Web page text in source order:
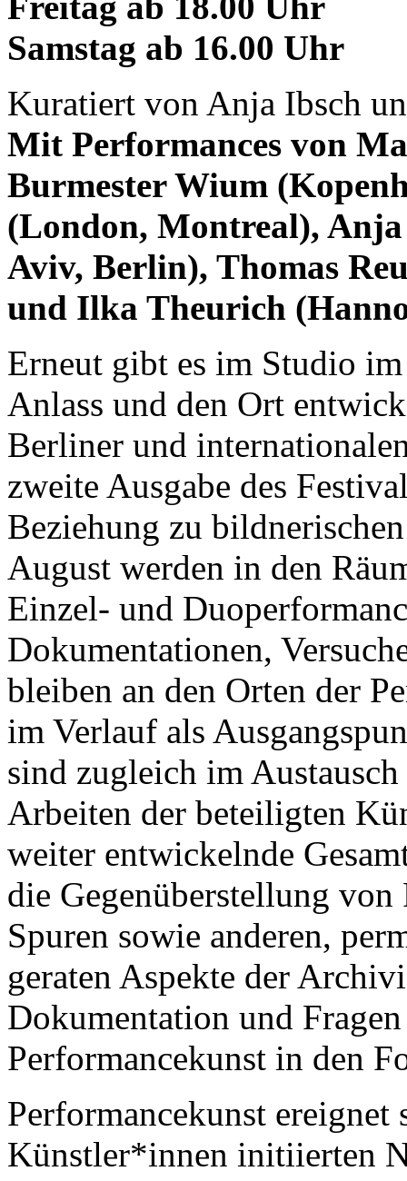
Samstag ab 16.00 Uhr
Kuratiert von Anja Ibsch
Mit Performances von
Burmester Wium
(London, Montreal),
Aviv, Berlin), Thomas
und Ilka Theurich
Erneut gibt es im Studio
Anlass und den Ort
Berliner und
zweite Ausgabe des
Beziehung zu
August werden in den
Einzel- und
Dokumentationen,
bleiben an den Orten der
im Verlauf als
sind zugleich im
Arbeiten der beteiligten
weiter entwickelnde
die Gegenüberstellung
Spuren sowie anderen,
geraten Aspekte der
Dokumentation und
Performancekunst in den
Performancekunst
Künstler*innen initiierten